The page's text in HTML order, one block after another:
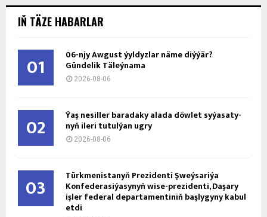
IŇ TÄZE HABARLAR
01 06-njy Awgust ýyldyzlar näme diýýär?
Gündelik Täleýnama
2026-08-06
02 Ýaş ne­sil­ler ba­ra­da­ky ala­da döw­let sy­ýa­sa­ty­
nyň ile­ri tu­tul­ýan ug­ry
2026-08-06
03 Türkmenistanyň Prezidenti Şweýsariýa
Konfederasiýasynyň wise-prezidenti, Daşary
işler federal departamentiniň başlygyny kabul
etdi